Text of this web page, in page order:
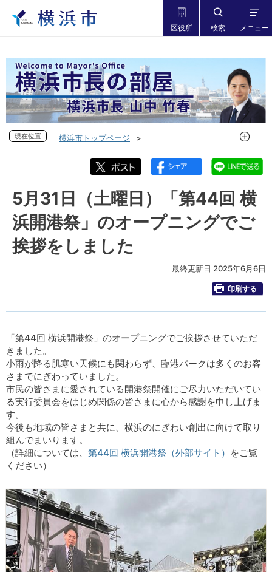
区役所 検索 メニュー
現在位置
横浜市トップページ
フォトダイアリー 2025年度
フォトダイアリー 2025年5月
5月31日（土曜日）「第44回 横浜開港祭」のオープニングで
ご挨拶をしました
現在位
5月31日（土曜日）「第44回 横
浜開港祭」のオープニングでご
挨拶をしました
最終更新日 2025年6月6日
印刷する
「第44回 横浜開港祭」のオープニングでご挨拶させていただ
きました。
小雨が降る肌寒い天候にも関わらず、臨港パークは多くのお客
さまでにぎわっていました。
市民の皆さまに愛されている開港祭開催にご尽力いただいてい
る実行委員会をはじめ関係の皆さまに心から感謝を申し上げま
す。
今後も地域の皆さまと共に、横浜のにぎわい創出に向けて取り
組んでまいります。
（詳細については、 第44回 横浜開港祭（外部サイト） をご覧
ください）